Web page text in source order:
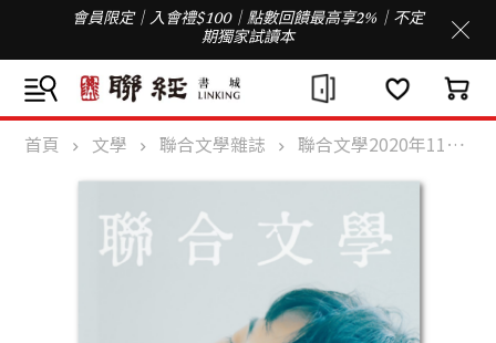
會員限定｜入會禮$100｜點數回饋最高享2%｜不定
期獨家試讀本
首頁 文學 聯合文學雜誌 聯合文學2020年11月號(433期)-白光歌夢版